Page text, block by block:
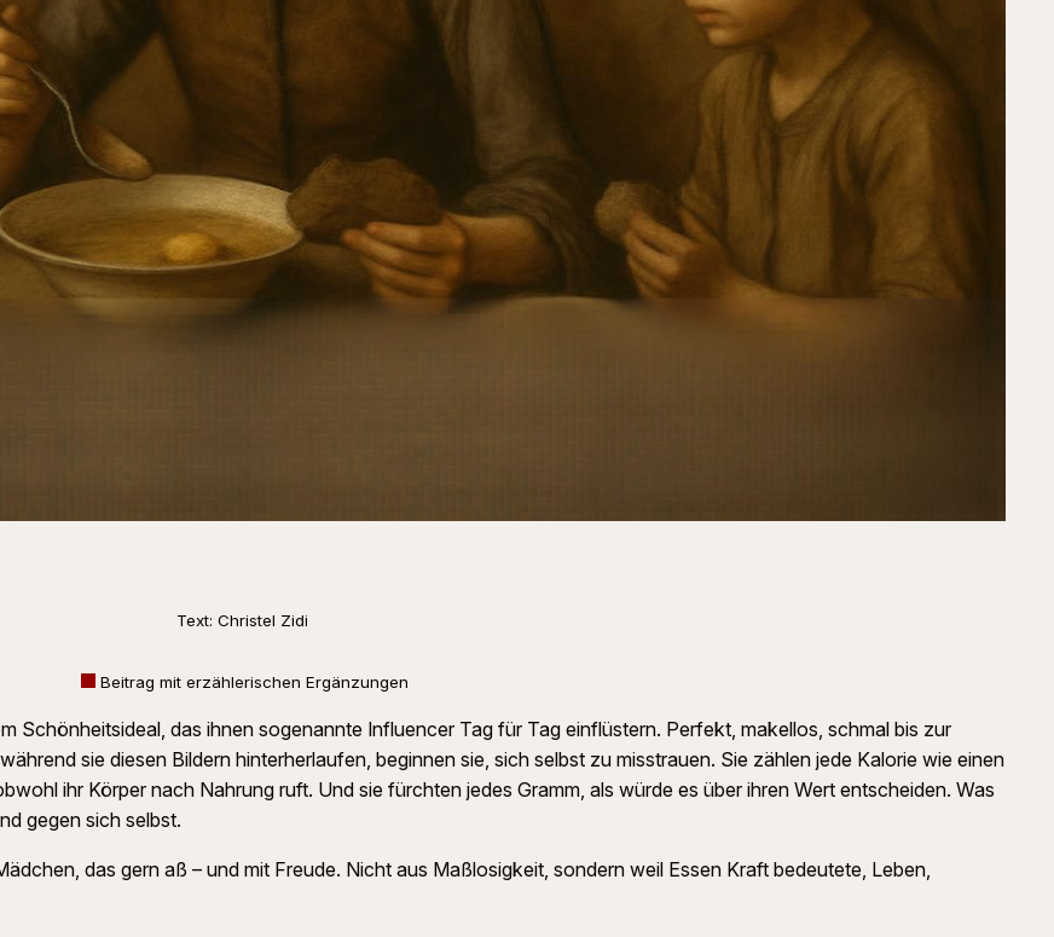
Text: Christel Zidi
Beitrag mit erzählerischen Ergänzungen
Schönheitsideal, das ihnen sogenannte Influencer Tag für Tag einflüstern. Perfekt, makellos, schmal bis zur
sie diesen Bildern hinterherlaufen, beginnen sie, sich selbst zu misstrauen. Sie zählen jede Kalorie wie einen
ihr Körper nach Nahrung ruft. Und sie fürchten jedes Gramm, als würde es über ihren Wert entscheiden. Was
gegen sich selbst.
das gern aß – und mit Freude. Nicht aus Maßlosigkeit, sondern weil Essen Kraft bedeutete, Leben,